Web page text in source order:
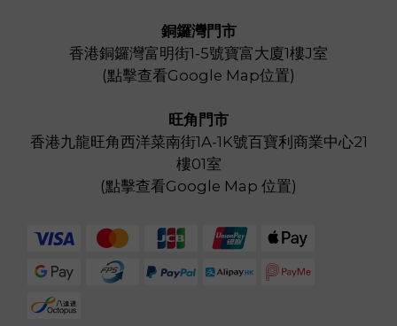
銅鑼灣門市
香港銅鑼灣富明街1-5號寶富大廈1樓J室
(點擊查看Google Map位置)
旺角門市
香港九龍旺角西洋菜南街1A-1K號百寶利商業中心21
樓01室
(點擊查看Google Map 位置)